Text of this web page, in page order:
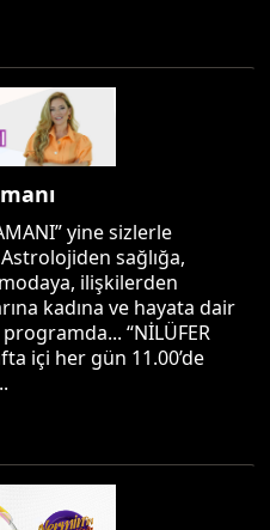
yine sizlerle
sağlığa,
ilişkilerden
kadına ve hayata dair
“NİLÜFER
içi her gün 11.00’de